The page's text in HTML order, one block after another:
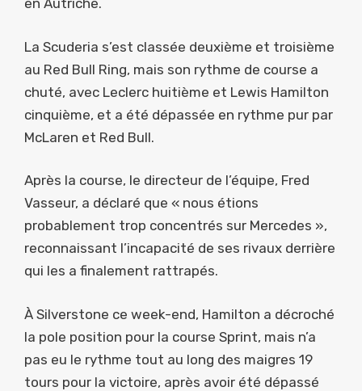
en Autriche.
La Scuderia s’est classée deuxième et troisième
au Red Bull Ring, mais son rythme de course a
chuté, avec Leclerc huitième et Lewis Hamilton
cinquième, et a été dépassée en rythme pur par
McLaren et Red Bull.
Après la course, le directeur de l’équipe, Fred
Vasseur, a déclaré que « nous étions
probablement trop concentrés sur Mercedes »,
reconnaissant l’incapacité de ses rivaux derrière
qui les a finalement rattrapés.
À Silverstone ce week-end, Hamilton a décroché
la pole position pour la course Sprint, mais n’a
pas eu le rythme tout au long des maigres 19
tours pour la victoire, après avoir été dépassé